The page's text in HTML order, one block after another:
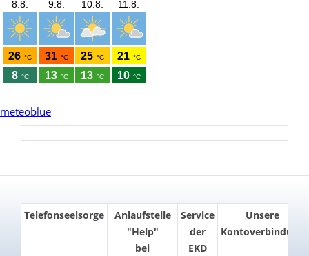
meteoblue
Telefonseelsorge
Anlaufstelle
"Help"
bei
Service
der
EKD
Unsere
Kontoverbindung